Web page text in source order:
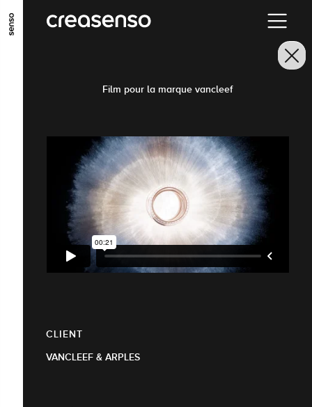
ALLER AU CONTENU PRINCIPAL
Film pour la marque vancleef
CLIENT
VANCLEEF & ARPLES